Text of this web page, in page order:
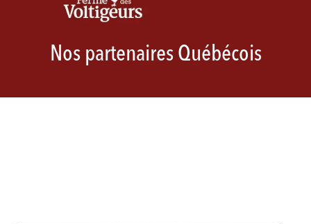
Nos partenaires Québécois